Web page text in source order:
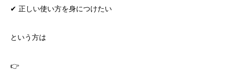
✔ 正しい使い方を身につけたい
という方は
👉